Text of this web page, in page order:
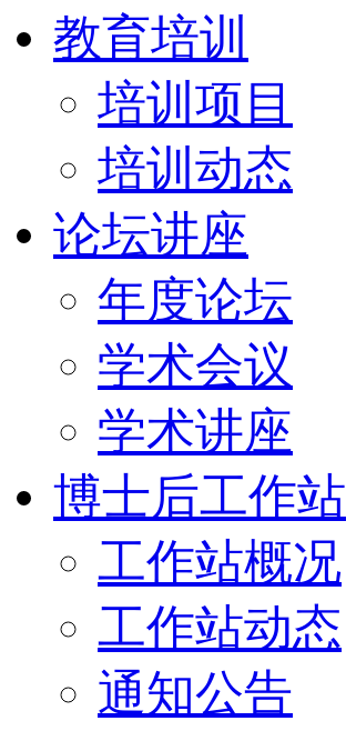
教育培训
培训项目
培训动态
论坛讲座
年度论坛
学术会议
学术讲座
博士后工作站
工作站概况
工作站动态
通知公告